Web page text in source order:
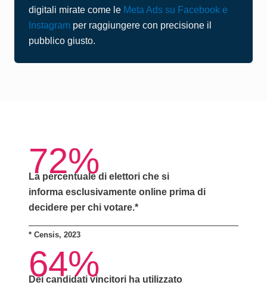
digitali mirate come le Meta Ads su Facebook e
Instagram per raggiungere con precisione il
pubblico giusto.
72%
La percentuale di elettori che si
informa esclusivamente online prima di
decidere per chi votare.*
* Censis, 2023
64%
Dei candidati vincitori ha utilizzato